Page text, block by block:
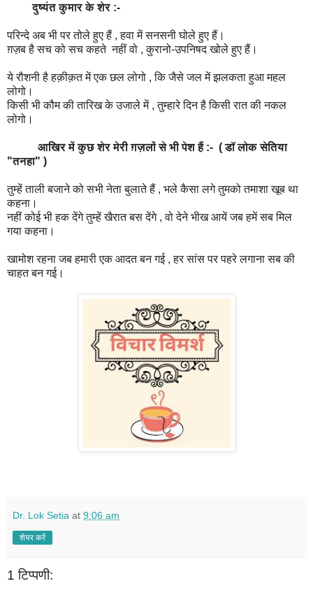
दुष्यंत कुमार के शेर :-
परिन्दे अब भी पर तोले हुए हैं , हवा में सनसनी घोले हुए हैं।
ग़ज़ब है सच को सच कहते नहीं वो , कुरानो-उपनिषद खोले हुए हैं।
ये रौशनी है हक़ीक़त में एक छल लोगो , कि जैसे जल में झलकता हुआ महल
लोगो।
किसी भी कौम की तारिख के उजाले में , तुम्हारे दिन है किसी रात की नकल
लोगो।
आखिर में कुछ शेर मेरी ग़ज़लों से भी पेश हैं :- ( डॉ लोक सेतिया
"तनहा" )
तुम्हें ताली बजाने को सभी नेता बुलाते हैं , भले कैसा लगे तुमको तमाशा खूब था
कहना।
नहीं कोई भी हक देंगे तुम्हें खैरात बस देंगे , वो देने भीख आयें जब हमें सब मिल
गया कहना।
खामोश रहना जब हमारी एक आदत बन गई , हर सांस पर पहरे लगाना सब की
चाहत बन गई।
Dr. Lok Setia at 9:06 am
शेयर करें
1 टिप्पणी: